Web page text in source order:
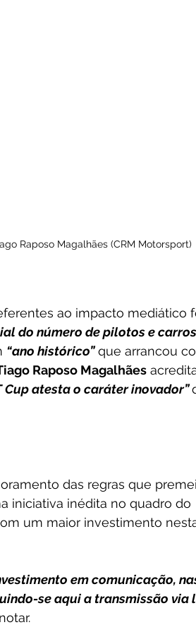
Raposo Magalhães (CRM Motorsport)
ao impacto mediático
do número de pilotos e
“ano histórico” que arrancou
Raposo Magalhães
atesta o caráter inovador”
das regras que
iniciativa inédita no quadro do
um maior investimento
em comunicação,
se aqui a transmissão